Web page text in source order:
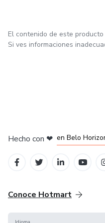
El contenido de este
Si ves informaciones
Hecho con ❤ en Belo
Conoce Hotmart